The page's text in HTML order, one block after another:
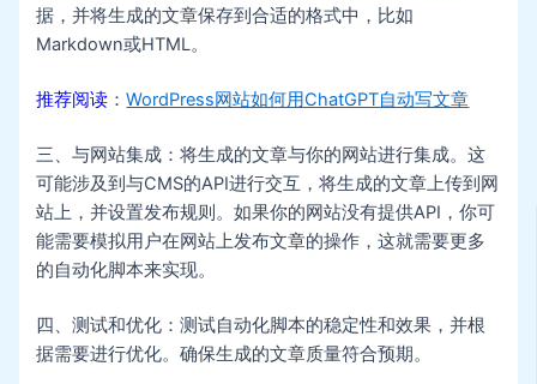
据，并将生成的文章保存到合适的格式中，比如
Markdown或HTML。
推荐阅读 ：WordPress网站如何用ChatGPT自动写文章
三、与网站集成：将生成的文章与你的网站进行集成。这
可能涉及到与CMS的API进行交互，将生成的文章上传到网
站上，并设置发布规则。如果你的网站没有提供API，你可
能需要模拟用户在网站上发布文章的操作，这就需要更多
的自动化脚本来实现。
四、测试和优化：测试自动化脚本的稳定性和效果，并根
据需要进行优化。确保生成的文章质量符合预期。